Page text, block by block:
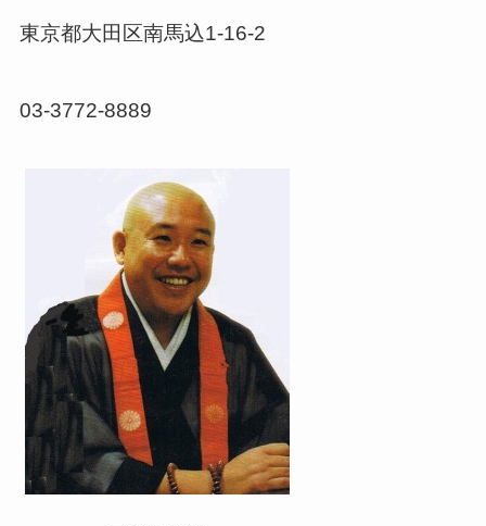
東京都大田区南馬込1-16-2
03-3772-8889